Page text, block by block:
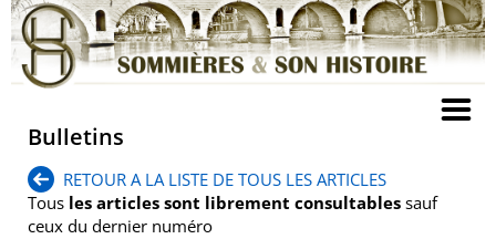
Bulletins
RETOUR A LA LISTE DE TOUS LES ARTICLES
Tous les articles sont librement consultables sauf
ceux du dernier numéro